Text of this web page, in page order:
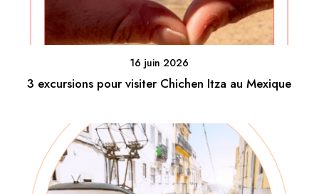
16 juin 2026
3 excursions pour visiter Chichen Itza au Mexique